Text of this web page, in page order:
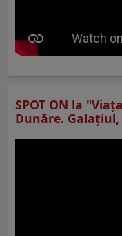
SPOT ON la
Dunăre.